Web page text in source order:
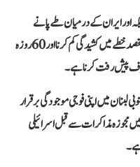
اور ایران کے درمیان طے پانے
والی 14 نکاتی مفاہمتی یادداشت کا حصہ ہے، جس کا مقصد خطے میں کشیدگی کم کرنا اور 60 روزہ
پیش رفت کرنا ہے۔
لبنان میں اپنی فوجی موجودگی برقرار
مجوزہ مذاکرات سے قبل اسرائیلی